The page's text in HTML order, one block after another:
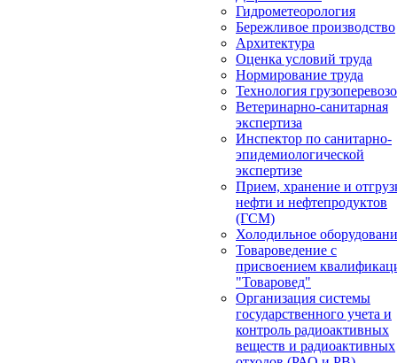
Гидрометеорология
Бережливое производство
Архитектура
Оценка условий труда
Нормирование труда
Технология
Ветеринарно-санитарная
экспертиза
Инспектор по санитарно-
эпидемиологической
экспертизе
Прием, хранение и
нефти и нефтепродуктов
(ГСМ)
Холодильное
Товароведение с
присвоением
"Товаровед"
Организация системы
государственного учета и
контроль радиоактивных
веществ и радиоактивных